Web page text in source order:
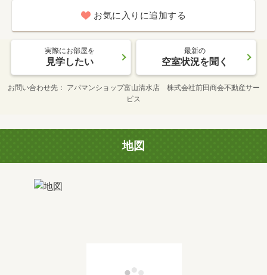
お気に入りに追加する
実際にお部屋を
見学したい
最新の
空室状況を聞く
お問い合わせ先
アパマンショップ富山清水店 株式会社前田商会不動産サー
ビス
地図